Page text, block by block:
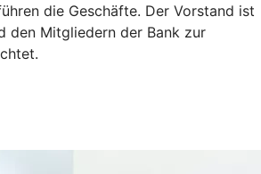
die Geschäfte. Der Vorstand ist
den Mitgliedern der Bank zur